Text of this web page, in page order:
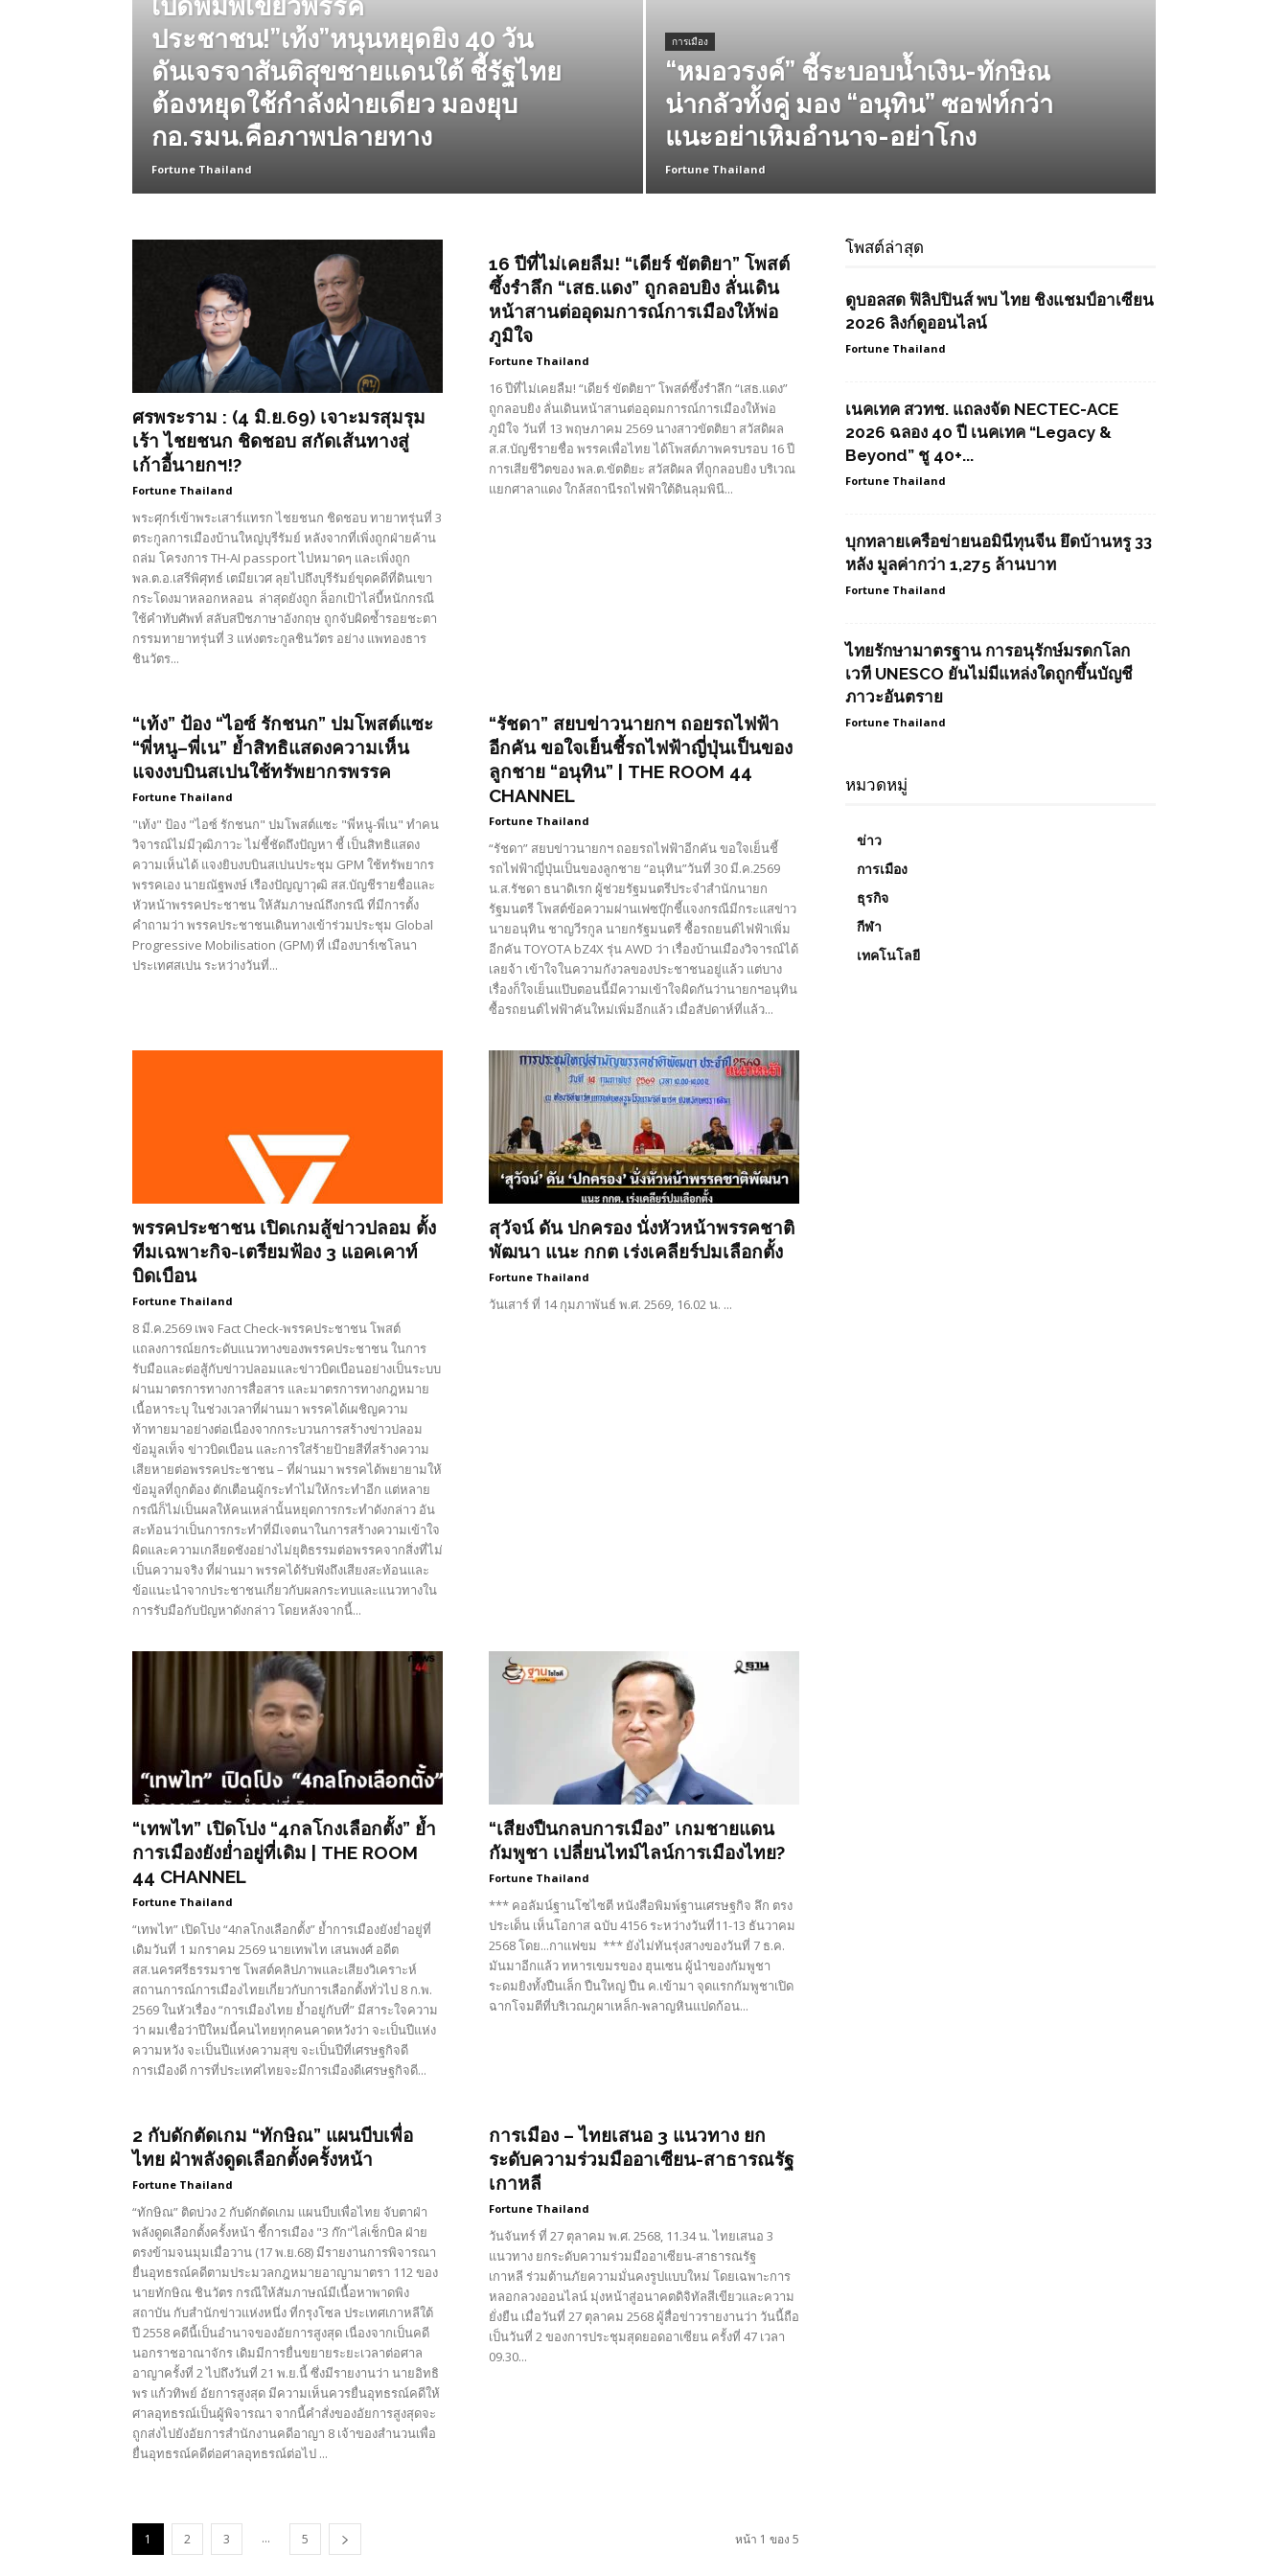
เปิดพิมพ์เขียวพรรค
ประชาชน!”เท้ง”หนุนหยุดยิง 40 วัน
ดันเจรจาสันติสุขชายแดนใต้ ชี้รัฐไทย
ต้องหยุดใช้กำลังฝ่ายเดียว มองยุบ
กอ.รมน.คือภาพปลายทาง
Fortune Thailand
การเมือง
“หมอวรงค์” ชี้ระบอบน้ำเงิน-ทักษิณ
น่ากลัวทั้งคู่ มอง “อนุทิน” ซอฟท์กว่า
แนะอย่าเหิมอำนาจ-อย่าโกง
Fortune Thailand
ศรพระราม : (4 มิ.ย.69) เจาะมรสุมรุม
เร้า ไชยชนก ชิดชอบ สกัดเส้นทางสู่
เก้าอี้นายกฯ!?
Fortune Thailand
พระศุกร์เข้าพระเสาร์แทรก ไชยชนก ชิดชอบ ทายาทรุ่นที่ 3
ตระกูลการเมืองบ้านใหญ่บุรีรัมย์ หลังจากที่เพิ่งถูกฝ่ายค้าน
ถล่ม โครงการ TH-AI passport ไปหมาดๆ และเพิ่งถูก
พล.ต.อ.เสรีพิศุทธ์ เตมียเวศ ลุยไปถึงบุรีรัมย์ขุดคดีที่ดินเขา
กระโดงมาหลอกหลอน ล่าสุดยังถูก ล็อกเป้าไล่บี้หนักกรณี
ใช้คำทับศัพท์ สลับสปีชภาษาอังกฤษ ถูกจับผิดซ้ำรอยชะตา
กรรมทายาทรุ่นที่ 3 แห่งตระกูลชินวัตร อย่าง แพทองธาร
ชินวัตร...
16 ปีที่ไม่เคยลืม! “เดียร์ ขัตติยา” โพสต์
ซึ้งรำลึก “เสธ.แดง” ถูกลอบยิง ลั่นเดิน
หน้าสานต่ออุดมการณ์การเมืองให้พ่อ
ภูมิใจ
Fortune Thailand
16 ปีที่ไม่เคยลืม! “เดียร์ ขัตติยา” โพสต์ซึ้งรำลึก “เสธ.แดง”
ถูกลอบยิง ลั่นเดินหน้าสานต่ออุดมการณ์การเมืองให้พ่อ
ภูมิใจ วันที่ 13 พฤษภาคม 2569 นางสาวขัตติยา สวัสดิผล
ส.ส.บัญชีรายชื่อ พรรคเพื่อไทย ได้โพสต์ภาพครบรอบ 16 ปี
การเสียชีวิตของ พล.ต.ขัตติยะ สวัสดิผล ที่ถูกลอบยิง บริเวณ
แยกศาลาแดง ใกล้สถานีรถไฟฟ้าใต้ดินลุมพินี...
“เท้ง” ป้อง “ไอซ์ รักชนก” ปมโพสต์แซะ
“พี่หนู–พี่เน” ย้ำสิทธิแสดงความเห็น
แจงงบบินสเปนใช้ทรัพยากรพรรค
Fortune Thailand
"เท้ง" ป้อง "ไอซ์ รักชนก" ปมโพสต์แซะ "พี่หนู-พี่เน" ทำคน
วิจารณ์ไม่มีวุฒิภาวะ ไม่ชี้ชัดถึงปัญหา ชี้ เป็นสิทธิแสดง
ความเห็นได้ แจงยิบงบบินสเปนประชุม GPM ใช้ทรัพยากร
พรรคเอง นายณัฐพงษ์ เรืองปัญญาวุฒิ สส.บัญชีรายชื่อและ
หัวหน้าพรรคประชาชน ให้สัมภาษณ์ถึงกรณี ที่มีการตั้ง
คำถามว่า พรรคประชาชนเดินทางเข้าร่วมประชุม Global
Progressive Mobilisation (GPM) ที่ เมืองบาร์เซโลนา
ประเทศสเปน ระหว่างวันที่...
“รัชดา” สยบข่าวนายกฯ ถอยรถไฟฟ้า
อีกคัน ขอใจเย็นชี้รถไฟฟ้าญี่ปุ่นเป็นของ
ลูกชาย “อนุทิน” | THE ROOM 44
CHANNEL
Fortune Thailand
“รัชดา” สยบข่าวนายกฯ ถอยรถไฟฟ้าอีกคัน ขอใจเย็นชี้
รถไฟฟ้าญี่ปุ่นเป็นของลูกชาย “อนุทิน”วันที่ 30 มี.ค.2569
น.ส.รัชดา ธนาดิเรก ผู้ช่วยรัฐมนตรีประจำสำนักนายก
รัฐมนตรี โพสต์ข้อความผ่านเฟซบุ๊กชี้แจงกรณีมีกระแสข่าว
นายอนุทิน ชาญวีรกูล นายกรัฐมนตรี ซื้อรถยนต์ไฟฟ้าเพิ่ม
อีกคัน TOYOTA bZ4X รุ่น AWD ว่า เรื่องบ้านเมืองวิจารณ์ได้
เลยจ้า เข้าใจในความกังวลของประชาชนอยู่แล้ว แต่บาง
เรื่องก็ใจเย็นแป๊บตอนนี้มีความเข้าใจผิดกันว่านายกฯอนุทิน
ซื้อรถยนต์ไฟฟ้าคันใหม่เพิ่มอีกแล้ว เมื่อสัปดาห์ที่แล้ว...
พรรคประชาชน เปิดเกมสู้ข่าวปลอม ตั้ง
ทีมเฉพาะกิจ-เตรียมฟ้อง 3 แอคเคาท์
บิดเบือน
Fortune Thailand
8 มี.ค.2569 เพจ Fact Check-พรรคประชาชน โพสต์
แถลงการณ์ยกระดับแนวทางของพรรคประชาชน ในการ
รับมือและต่อสู้กับข่าวปลอมและข่าวบิดเบือนอย่างเป็นระบบ
ผ่านมาตรการทางการสื่อสาร และมาตรการทางกฎหมาย
เนื้อหาระบุ ในช่วงเวลาที่ผ่านมา พรรคได้เผชิญความ
ท้าทายมาอย่างต่อเนื่องจากกระบวนการสร้างข่าวปลอม
ข้อมูลเท็จ ข่าวบิดเบือน และการใส่ร้ายป้ายสีที่สร้างความ
เสียหายต่อพรรคประชาชน – ที่ผ่านมา พรรคได้พยายามให้
ข้อมูลที่ถูกต้อง ตักเตือนผู้กระทำไม่ให้กระทำอีก แต่หลาย
กรณีก็ไม่เป็นผลให้คนเหล่านั้นหยุดการกระทำดังกล่าว อัน
สะท้อนว่าเป็นการกระทำที่มีเจตนาในการสร้างความเข้าใจ
ผิดและความเกลียดชังอย่างไม่ยุติธรรมต่อพรรคจากสิ่งที่ไม่
เป็นความจริง ที่ผ่านมา พรรคได้รับฟังถึงเสียงสะท้อนและ
ข้อแนะนำจากประชาชนเกี่ยวกับผลกระทบและแนวทางใน
การรับมือกับปัญหาดังกล่าว โดยหลังจากนี้...
สุวัจน์ ดัน ปกครอง นั่งหัวหน้าพรรคชาติ
พัฒนา แนะ กกต เร่งเคลียร์ปมเลือกตั้ง
Fortune Thailand
วันเสาร์ ที่ 14 กุมภาพันธ์ พ.ศ. 2569, 16.02 น. ...
“เทพไท” เปิดโปง “4กลโกงเลือกตั้ง” ย้ำ
การเมืองยังย่ำอยู่ที่เดิม | THE ROOM
44 CHANNEL
Fortune Thailand
“เทพไท” เปิดโปง “4กลโกงเลือกตั้ง” ย้ำการเมืองยังย่ำอยู่ที่
เดิมวันที่ 1 มกราคม 2569 นายเทพไท เสนพงศ์ อดีต
สส.นครศรีธรรมราช โพสต์คลิปภาพและเสียงวิเคราะห์
สถานการณ์การเมืองไทยเกี่ยวกับการเลือกตั้งทั่วไป 8 ก.พ.
2569 ในหัวเรื่อง “การเมืองไทย ย้ำอยู่กับที่” มีสาระใจความ
ว่า ผมเชื่อว่าปีใหม่นี้คนไทยทุกคนคาดหวังว่า จะเป็นปีแห่ง
ความหวัง จะเป็นปีแห่งความสุข จะเป็นปีที่เศรษฐกิจดี
การเมืองดี การที่ประเทศไทยจะมีการเมืองดีเศรษฐกิจดี...
“เสียงปืนกลบการเมือง” เกมชายแดน
กัมพูชา เปลี่ยนไทม์ไลน์การเมืองไทย?
Fortune Thailand
*** คอลัมน์ฐานโซไซตี หนังสือพิมพ์ฐานเศรษฐกิจ ลึก ตรง
ประเด็น เห็นโอกาส ฉบับ 4156 ระหว่างวันที่11-13 ธันวาคม
2568 โดย...กาแฟขม *** ยังไม่ทันรุ่งสางของวันที่ 7 ธ.ค.
มันมาอีกแล้ว ทหารเขมรของ ฮุนเซน ผู้นำของกัมพูชา
ระดมยิงทั้งปืนเล็ก ปืนใหญ่ ปืน ค.เข้ามา จุดแรกกัมพูชาเปิด
ฉากโจมตีที่บริเวณภูผาเหล็ก-พลาญหินแปดก้อน...
2 กับดักตัดเกม “ทักษิณ” แผนบีบเพื่อ
ไทย ฝ่าพลังดูดเลือกตั้งครั้งหน้า
Fortune Thailand
“ทักษิณ” ติดบ่วง 2 กับดักตัดเกม แผนบีบเพื่อไทย จับตาฝ่า
พลังดูดเลือกตั้งครั้งหน้า ชี้การเมือง "3 ก๊ก"ไล่เช็กบิล ฝ่าย
ตรงข้ามจนมุมเมื่อวาน (17 พ.ย.68) มีรายงานการพิจารณา
ยื่นอุทธรณ์คดีตามประมวลกฎหมายอาญามาตรา 112 ของ
นายทักษิณ ชินวัตร กรณีให้สัมภาษณ์มีเนื้อหาพาดพิง
สถาบัน กับสำนักข่าวแห่งหนึ่ง ที่กรุงโซล ประเทศเกาหลีใต้
ปี 2558 คดีนี้เป็นอำนาจของอัยการสูงสุด เนื่องจากเป็นคดี
นอกราชอาณาจักร เดิมมีการยื่นขยายระยะเวลาต่อศาล
อาญาครั้งที่ 2 ไปถึงวันที่ 21 พ.ย.นี้ ซึ่งมีรายงานว่า นายอิทธิ
พร แก้วทิพย์ อัยการสูงสุด มีความเห็นควรยื่นอุทธรณ์คดีให้
ศาลอุทธรณ์เป็นผู้พิจารณา จากนี้คำสั่งของอัยการสูงสุดจะ
ถูกส่งไปยังอัยการสำนักงานคดีอาญา 8 เจ้าของสำนวนเพื่อ
ยื่นอุทธรณ์คดีต่อศาลอุทธรณ์ต่อไป ...
การเมือง – ไทยเสนอ 3 แนวทาง ยก
ระดับความร่วมมืออาเซียน-สาธารณรัฐ
เกาหลี
Fortune Thailand
วันจันทร์ ที่ 27 ตุลาคม พ.ศ. 2568, 11.34 น. ไทยเสนอ 3
แนวทาง ยกระดับความร่วมมืออาเซียน-สาธารณรัฐ
เกาหลี ร่วมต้านภัยความมั่นคงรูปแบบใหม่ โดยเฉพาะการ
หลอกลวงออนไลน์ มุ่งหน้าสู่อนาคตดิจิทัลสีเขียวและความ
ยั่งยืน เมื่อวันที่ 27 ตุลาคม 2568 ผู้สื่อข่าวรายงานว่า วันนี้ถือ
เป็นวันที่ 2 ของการประชุมสุดยอดอาเซียน ครั้งที่ 47 เวลา
09.30...
1 2 3 ... 5 หน้า 1 ของ 5
โพสต์ล่าสุด
ดูบอลสด ฟิลิปปินส์ พบ ไทย ชิงแชมป์อาเซียน
2026 ลิงก์ดูออนไลน์
Fortune Thailand
เนคเทค สวทช. แถลงจัด NECTEC-ACE
2026 ฉลอง 40 ปี เนคเทค “Legacy &
Beyond” ชู 40+...
Fortune Thailand
บุกทลายเครือข่ายนอมินีทุนจีน ยึดบ้านหรู 33
หลัง มูลค่ากว่า 1,275 ล้านบาท
Fortune Thailand
ไทยรักษามาตรฐาน การอนุรักษ์มรดกโลก
เวที UNESCO ยันไม่มีแหล่งใดถูกขึ้นบัญชี
ภาวะอันตราย
Fortune Thailand
หมวดหมู่
ข่าว
การเมือง
ธุรกิจ
กีฬา
เทคโนโลยี